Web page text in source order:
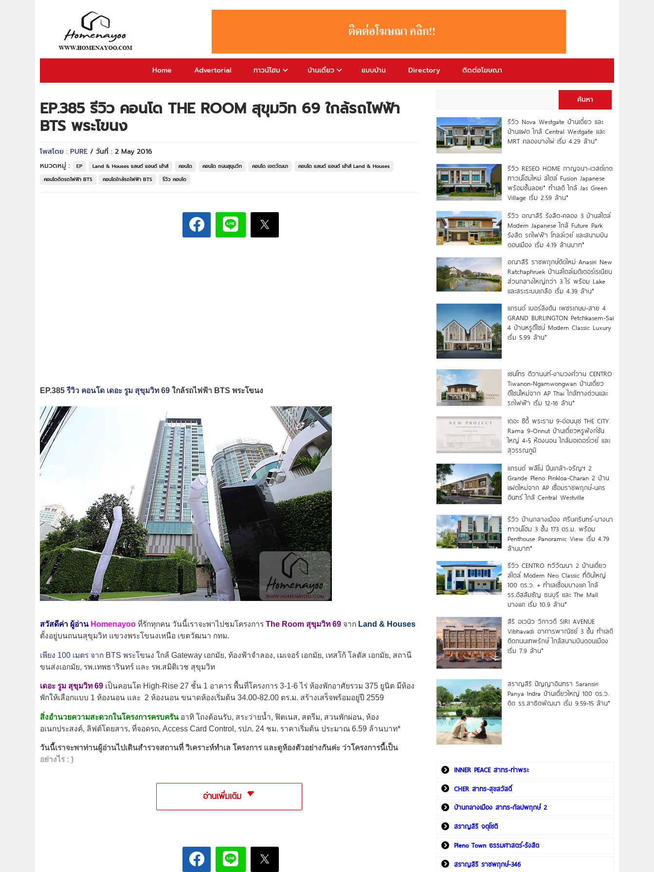
Home Advertorial ทาวน์โฮม บ้านเดี่ยว แบบบ้าน Directory ติดต่อโฆษณา
EP.385 รีวิว คอนโด THE ROOM สุขุมวิท 69 ใกล้รถไฟฟ้า
BTS พระโขนง
โพสโดย : PURE / วันที่ : 2 May 2016
หมวดหมู่ :
EP Land & Houses แลนด์ แอนด์ เฮ้าส์ คอนโด คอนโด ถนนสุขุมวิท คอนโด เขตวัฒนา
คอนโด แลนด์ แอนด์ เฮ้าส์ Land & Houses
คอนโดติดรถไฟฟ้า BTS
คอนโดใกล้รถไฟฟ้า BTS รีวิว คอนโด
EP.385รีวิว คอนโด เดอะ รูม สุขุมวิท 69 ใกล้รถไฟฟ้า BTS พระโขนง
สวัสดีค่า ผู้อ่าน Homenayoo ที่รักทุกคน วันนี้เราจะพาไปชมโครงการ The Room สุขุมวิท 69 จาก Land & Houses
ตั้งอยู่บนถนนสุขุมวิท แขวงพระโขนงเหนือ เขตวัฒนา กทม.
เพียง 100 เมตร จาก BTS พระโขนง ใกล้ Gateway เอกมัย, ท้องฟ้าจำลอง, เมเจอร์ เอกมัย, เทสโก้ โลตัส เอกมัย, สถานี
ขนส่งเอกมัย, รพ.เทพธารินทร์ และ รพ.สมิติเวช สุขุมวิท
เดอะ รูม สุขุมวิท 69 เป็นคอนโด High-Rise 27 ชั้น 1 อาคาร พื้นที่โครงการ 3-1-6 ไร่ ห้องพักอาศัยรวม 375 ยูนิต มีห้อง
พักให้เลือกแบบ 1 ห้องนอน และ 2 ห้องนอน ขนาดห้องเริ่มต้น 34.00-82.00 ตร.ม. สร้างเสร็จพร้อมอยู่ปี 2559
สิ่งอำนวยความสะดวกในโครงการครบครัน อาทิ โถงต้อนรับ, สระว่ายน้ำ, ฟิตเนส, สตรีม, สวนพักผ่อน, ห้อง
อเนกประสงค์, ลิฟต์โดยสาร, ที่จอดรถ, Access Card Control, รปภ. 24 ชม. ราคาเริ่มต้น ประมาณ 6.59 ล้านบาท*
วันนี้เราจะพาท่านผู้อ่านไปเดินสำรวจสถานที่ วิเคราะห์ทำเล โครงการ และดูห้องตัวอย่างกันค่ะ ว่าโครงการนี้เป็น
อย่างไร : )
อ่านเพิ่มเติม
ค้นหา
รีวิว Nova Westgate บ้านเดี่ยว และ
บ้านแฝด ใกล้ Central Westgate และ
MRT คลองบางไผ่ เริ่ม 4.29 ล้าน*
รีวิว RESEO HOME กาญจนา-เวสต์เกต
ทาวน์โฮมใหม่ สไตล์ Fusion Japanese
พร้อมชั้นลอย* ทำเลดี ใกล้ Jas Green
Village เริ่ม 2.59 ล้าน*
รีวิว อณาสิริ รังสิต-คลอง 3 บ้านสไตล์
Modern Japanese ใกล้ Future Park
รังสิต รถไฟฟ้า โทลล์เวย์ และสนามบิน
ดอนเมือง เริ่ม 4.19 ล้านบาท*
อณาสิริ ราชพฤกษ์ตัดใหม่ Anasiri New
Ratchaphruek บ้านสไตล์เมดิเตอร์เรเนียน
ส่วนกลางใหญ่กว่า 3 ไร่ พร้อม Lake
และสระระบบเกลือ เริ่ม 4.39 ล้าน*
แกรนด์ เบอร์ลิงตัน เพชรเกษม-สาย 4
GRAND BURLINGTON Petchkasem-Sai
4 บ้านหรูดีไซน์ Modern Classic Luxury
เริ่ม 5.99 ล้าน*
เซนโทร ติวานนท์-งามวงศ์วาน CENTRO
Tiwanon-Ngamwongwan บ้านเดี่ยว
ดีไซน์ใหม่จาก AP Thai ใกล้ทางด่วนและ
รถไฟฟ้า เริ่ม 12-16 ล้าน*
เดอะ ซิตี้ พระราม 9-อ่อนนุช THE CITY
Rama 9-Onnut บ้านเดี่ยวหรูฟังก์ชัน
ใหญ่ 4-5 ห้องนอน ใกล้มอเตอร์เวย์ และ
สุวรรณภูมิ
แกรนด์ พลีโน่ ปิ่นเกล้า-จรัญฯ 2
Grande Pleno Pinkloa-Charan 2 บ้าน
แฝดใหม่จาก AP เชื่อมราชพฤกษ์-นคร
อินทร์ ใกล้ Central Westville
รีวิว บ้านกลางเมือง ศรีนครินทร์-บางนา
ทาวน์โฮม 3 ชั้น 173 ตร.ม. พร้อม
Penthouse Panoramic View เริ่ม 4.79
ล้านบาท*
รีวิว CENTRO ทวีวัฒนา 2 บ้านเดี่ยว
สไตล์ Modern Neo Classic ที่ดินใหญ่
100 ตร.ว. + ทำเลเชื่อมบางแค ใกล้
รร.อัสสัมชัญ ธนบุรี และ The Mall
บางแค เริ่ม 10.9 ล้าน*
สิริ อเวนิว วิภาวดี SIRI AVENUE
Vibhavadi อาคารพาณิชย์ 3 ชั้น ทำเลดี
ติดถนนเทพรักษ์ ใกล้สนามบินดอนเมือง
เริ่ม 7.9 ล้าน*
สราญสิริ ปัญญาอินทรา Saransiri
Panya Indra บ้านเดี่ยวใหญ่ 100 ตร.ว.
ดิด รร.สาธิตพัฒนา เริ่ม 9.59-15 ล้าน*
INNER PEACE สาทร-ท่าพระ
CHER สาทร-สุขสวัสดิ์
บ้านกลางเมือง สาทร-กัลปพฤกษ์ 2
สราญสิริ จตุโชติ
Pleno Town ธรรมศาสตร์-รังสิต
สราญสิริ ราชพฤกษ์-346